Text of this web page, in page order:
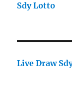
Sdy Lotto
Live Draw